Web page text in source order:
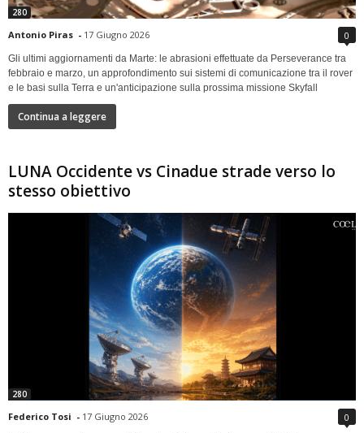
280
Antonio Piras - 17 Giugno 2026 0
Gli ultimi aggiornamenti da Marte: le abrasioni effettuate da Perseverance tra
febbraio e marzo, un approfondimento sui sistemi di comunicazione tra il rover
e le basi sulla Terra e un'anticipazione sulla prossima missione Skyfall
Continua a leggere
LUNA Occidente vs Cinadue strade verso lo
stesso obiettivo
280
Federico Tosi - 17 Giugno 2026 0